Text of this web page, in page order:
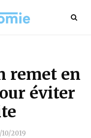
remet en
éviter
2019